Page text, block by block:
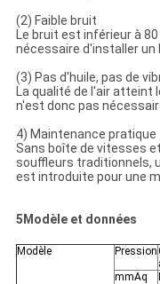
(2) Faible bruit
Le bruit est inférieur à
nécessaire d'installer un
(3) Pas d'huile, pas de
La qualité de l'air atteint
n'est donc pas
4) Maintenance pratique
Sans boîte de vitesses
souffleurs traditionnels,
est introduite pour une
5Modèle et données
Modèle Pression
mmAq